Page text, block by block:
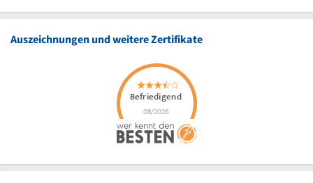
Auszeichnungen und weitere Zertifikate